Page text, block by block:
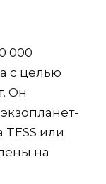
000
с целью
Он
или
на